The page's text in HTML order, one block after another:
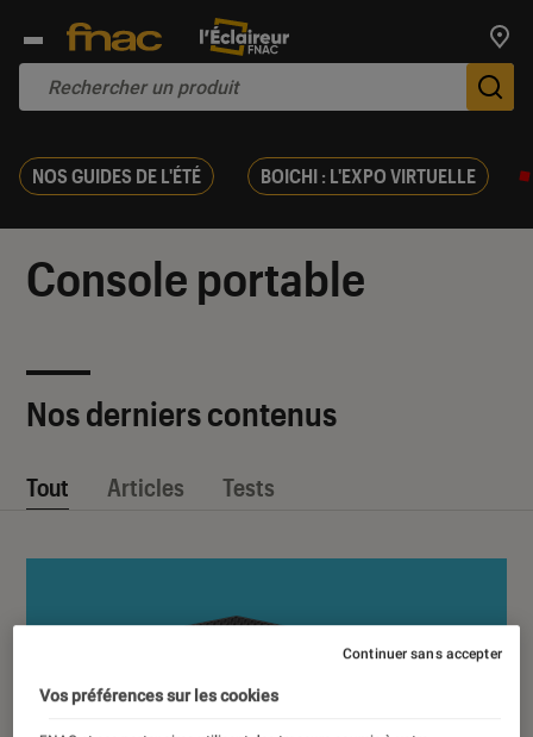
NOS GUIDES DE L'ÉTÉ BOICHI : L'EXPO VIRTUELLE
Console portable
Nos derniers contenus
Tout Articles Tests
Vos préférences sur les cookies
Continuer sans accepter